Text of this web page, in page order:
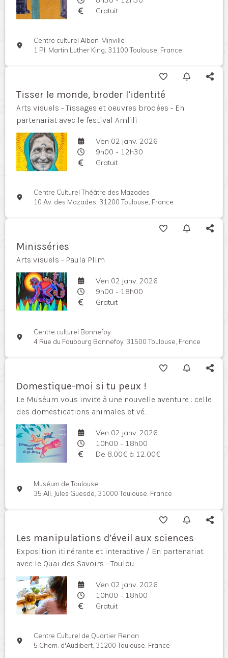
Gratuit
Centre culturel Alban-Minville
1 Pl. Martin Luther King, 31100 Toulouse, France
Tisser le monde, broder l’identité
Arts visuels - Tissages et oeuvres brodées - En
partenariat avec le festival Amlili
Ven 02 janv. 2026
9h00 - 12h30
Gratuit
Centre Culturel Théâtre des Mazades
10 Av. des Mazades, 31200 Toulouse, France
Minisséries
Arts visuels - Paula Plim
Ven 02 janv. 2026
9h00 - 18h00
Gratuit
Centre culturel Bonnefoy
4 Rue du Faubourg Bonnefoy, 31500 Toulouse, France
Domestique-moi si tu peux !
Le Muséum vous invite à une nouvelle aventure : celle
des domestications animales et vé...
Ven 02 janv. 2026
10h00 - 18h00
De 8,00€ à 12,00€
Muséum de Toulouse
35 All. Jules Guesde, 31000 Toulouse, France
Les manipulations d’éveil aux sciences
Exposition itinérante et interactive / En partenariat
avec le Quai des Savoirs - Toulou...
Ven 02 janv. 2026
10h00 - 18h00
Gratuit
Centre Culturel de Quartier Renan
5 Chem. d'Audibert, 31200 Toulouse, France